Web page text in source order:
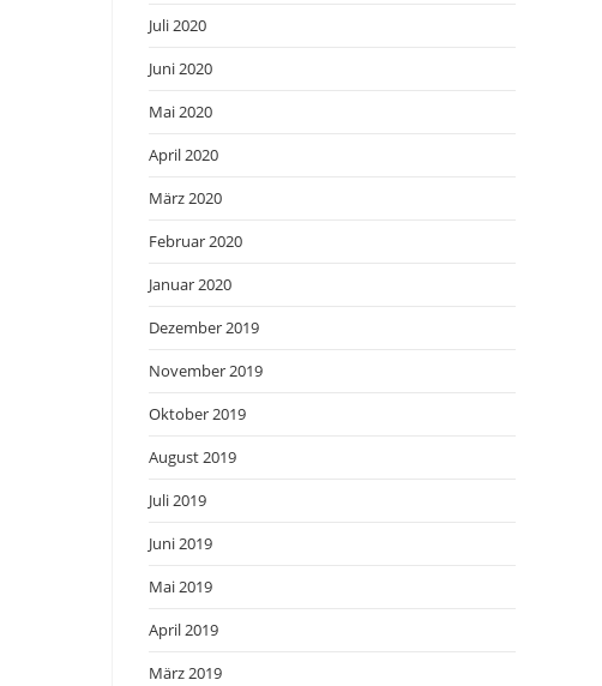
Juli 2020
Juni 2020
Mai 2020
April 2020
März 2020
Februar 2020
Januar 2020
Dezember 2019
November 2019
Oktober 2019
August 2019
Juli 2019
Juni 2019
Mai 2019
April 2019
März 2019